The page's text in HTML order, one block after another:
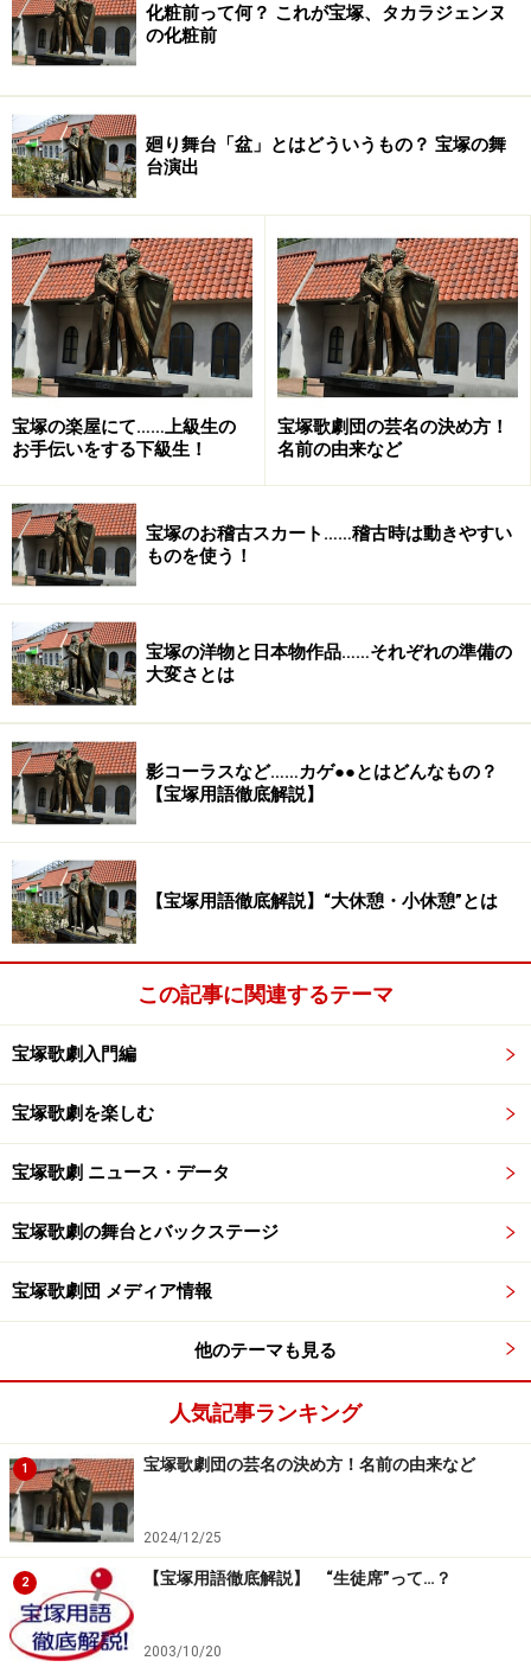
化粧前って何？ これが宝塚、タカラジェンヌ
の化粧前
廻り舞台「盆」とはどういうもの？ 宝塚の舞
台演出
宝塚の楽屋にて……上級生の
お手伝いをする下級生！
宝塚歌劇団の芸名の決め方！
名前の由来など
宝塚のお稽古スカート……稽古時は動きやすい
ものを使う！
宝塚の洋物と日本物作品……それぞれの準備の
大変さとは
影コーラスなど……カゲ●●とはどんなもの？
【宝塚用語徹底解説】
【宝塚用語徹底解説】“大休憩・小休憩”とは
この記事に関連するテーマ
宝塚歌劇入門編
宝塚歌劇を楽しむ
宝塚歌劇 ニュース・データ
宝塚歌劇の舞台とバックステージ
宝塚歌劇団 メディア情報
他のテーマも見る
人気記事ランキング
1 宝塚歌劇団の芸名の決め方！名前の由来など
2024/12/25
2 【宝塚用語徹底解説】 “生徒席”って…？
2003/10/20